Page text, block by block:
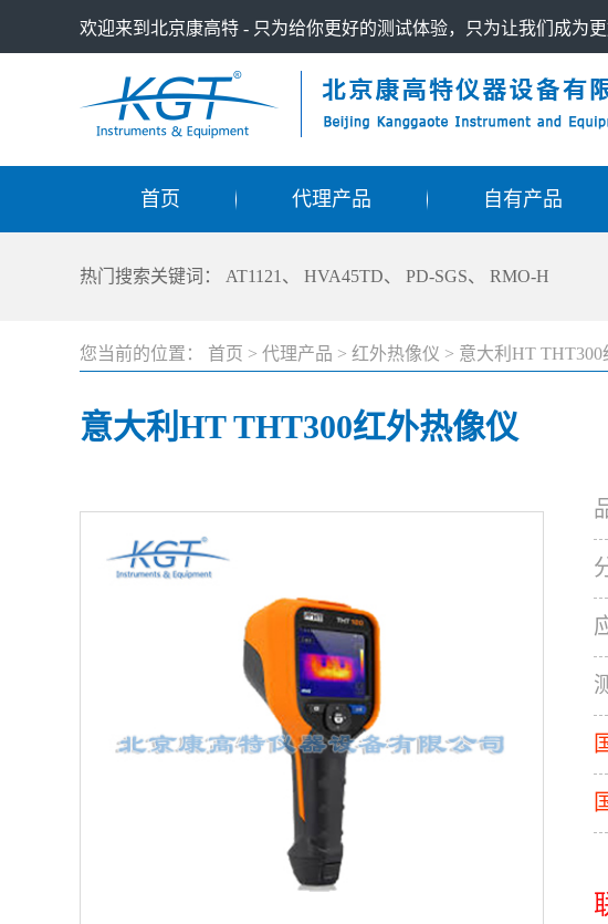
欢迎来到北京康高特 - 只为给你更好的测试体验，只为让我们成为更
首页 代理产品 自有产品
热门搜索关键词： AT1121 、 HVA45TD、 PD-SGS、 RMO-H
您当前的位置： 首页 > 代理产品 > 红外热像仪 > 意大利HT THT300
意大利HT THT300红外热像仪